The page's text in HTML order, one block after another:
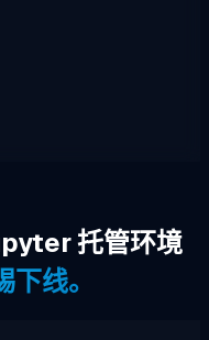
托管环境
线。